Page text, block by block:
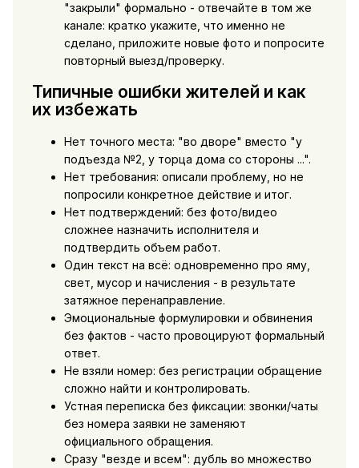
"закрыли" формально - отвечайте в том же
канале: кратко укажите, что именно не
сделано, приложите новые фото и попросите
повторный выезд/проверку.
Типичные ошибки жителей и как
их избежать
Нет точного места: "во дворе" вместо "у
подъезда №2, у торца дома со стороны ...".
Нет требования: описали проблему, но не
попросили конкретное действие и итог.
Нет подтверждений: без фото/видео
сложнее назначить исполнителя и
подтвердить объем работ.
Один текст на всё: одновременно про яму,
свет, мусор и начисления - в результате
затяжное перенаправление.
Эмоциональные формулировки и обвинения
без фактов - часто провоцируют формальный
ответ.
Не взяли номер: без регистрации обращение
сложно найти и контролировать.
Устная переписка без фиксации: звонки/чаты
без номера заявки не заменяют
официального обращения.
Сразу "везде и всем": дубль во множество